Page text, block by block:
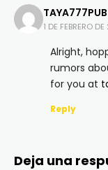
TAYA777PUB
1 DE FEBRERO
Alright,
rumors
for you at
Reply
Deja una